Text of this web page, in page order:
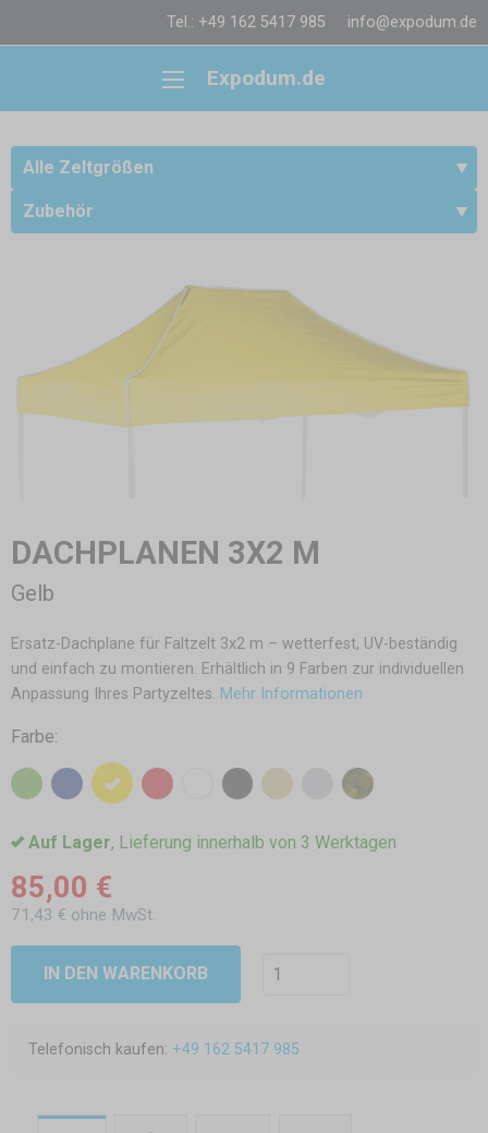
Tel.: +49 162 5417 985 info@expodum.de
Expodum.de
Alle Zeltgrößen
Zubehör
DACHPLANEN 3X2 M
Gelb
Ersatz-Dachplane für Faltzelt 3x2 m – wetterfest, UV-beständig
und einfach zu montieren. Erhältlich in 9 Farben zur individuellen
Anpassung Ihres Partyzeltes. Mehr Informationen
Farbe:
Auf Lager, Lieferung innerhalb von 3 Werktagen
85,00 €
71,43 € ohne MwSt.
IN DEN WARENKORB
Telefonisch kaufen: +49 162 5417 985